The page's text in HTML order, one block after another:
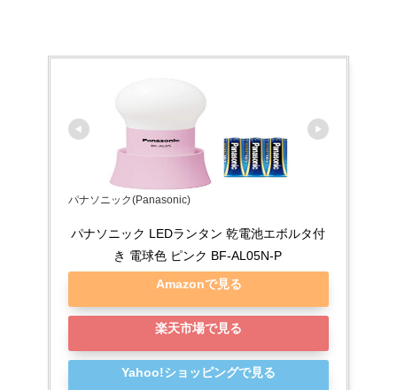
パナソニック(Panasonic)
パナソニック LEDランタン 乾電池エボルタ付
き 電球色 ピンク BF-AL05N-P
Amazonで見る
楽天市場で見る
Yahoo!ショッピングで見る